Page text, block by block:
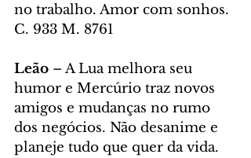
no trabalho. Amor com sonhos.
C. 933 M. 8761
Leão – A Lua melhora seu
humor e Mercúrio traz novos
amigos e mudanças no rumo
dos negócios. Não desanime e
planeje tudo que quer da vida.